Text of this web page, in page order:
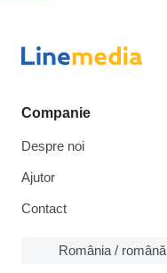
Companie
Despre noi
Ajutor
Contact
România / română